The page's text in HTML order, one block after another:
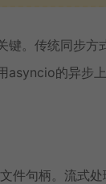
键。传统同步方
asyncio的异步
件句柄。流式处